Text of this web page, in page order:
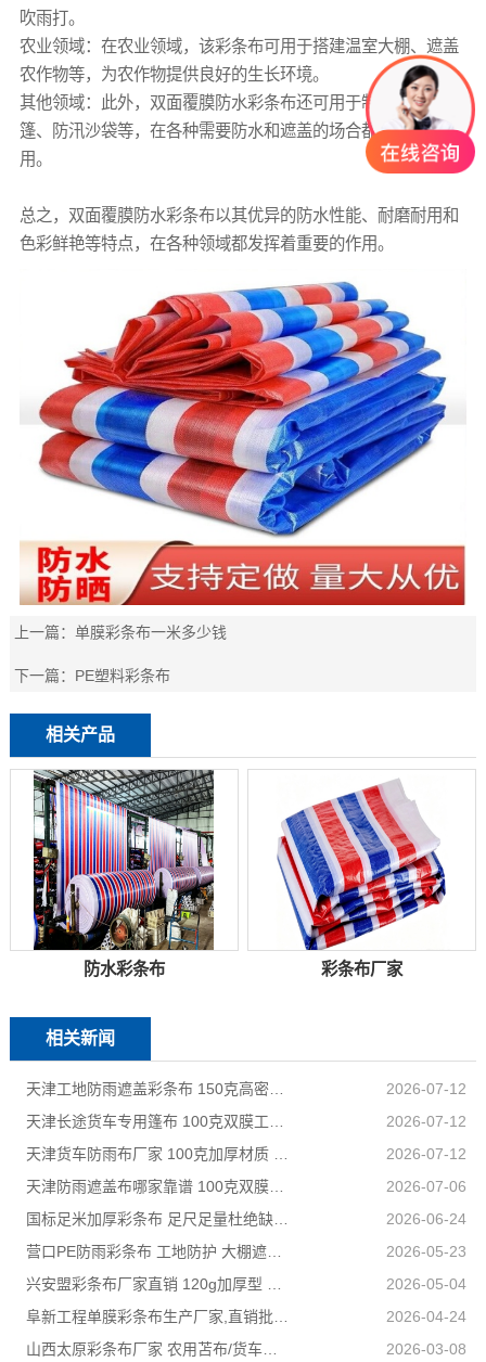
吹雨打。
农业领域：在农业领域，该彩条布可用于搭建温室大棚、遮盖
农作物等，为农作物提供良好的生长环境。
其他领域：此外，双面覆膜防水彩条布还可用于制作防水帐
篷、防汛沙袋等，在各种需要防水和遮盖的场合都有广泛的应
用。
总之，双面覆膜防水彩条布以其优异的防水性能、耐磨耐用和
色彩鲜艳等特点，在各种领域都发挥着重要的作用。
上一篇：单膜彩条布一米多少钱
下一篇： PE塑料彩条布
相关产品
防水彩条布 彩条布厂家
相关新闻
天津工地防雨遮盖彩条布 150克高密度 基建施工防尘防水
2026-07-12
2026-07-12
2026-07-12
天津防雨遮盖布哪家靠谱 100克双膜加厚款适配高栏货车长途盖货
2026-07-06
国标足米加厚彩条布 足尺足量杜绝缺尺少米
2026-06-24
营口PE防雨彩条布 工地防护 大棚遮盖 3×50米 耐寒耐用
2026-05-23
2026-05-04
2026-04-24
山西太原彩条布厂家 农用苫布/货车篷布 支持来样加工定制
2026-03-08